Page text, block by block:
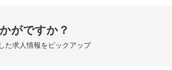
がですか？
た求人情報をピックアップ